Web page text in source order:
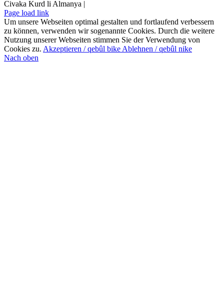
Civaka Kurd li Almanya |
Page load link
Um unsere Webseiten optimal gestalten und fortlaufend verbessern
zu können, verwenden wir sogenannte Cookies. Durch die weitere
Nutzung unserer Webseiten stimmen Sie der Verwendung von
Cookies zu. Akzeptieren / qebûl bike Ablehnen / qebûl nike
Nach oben